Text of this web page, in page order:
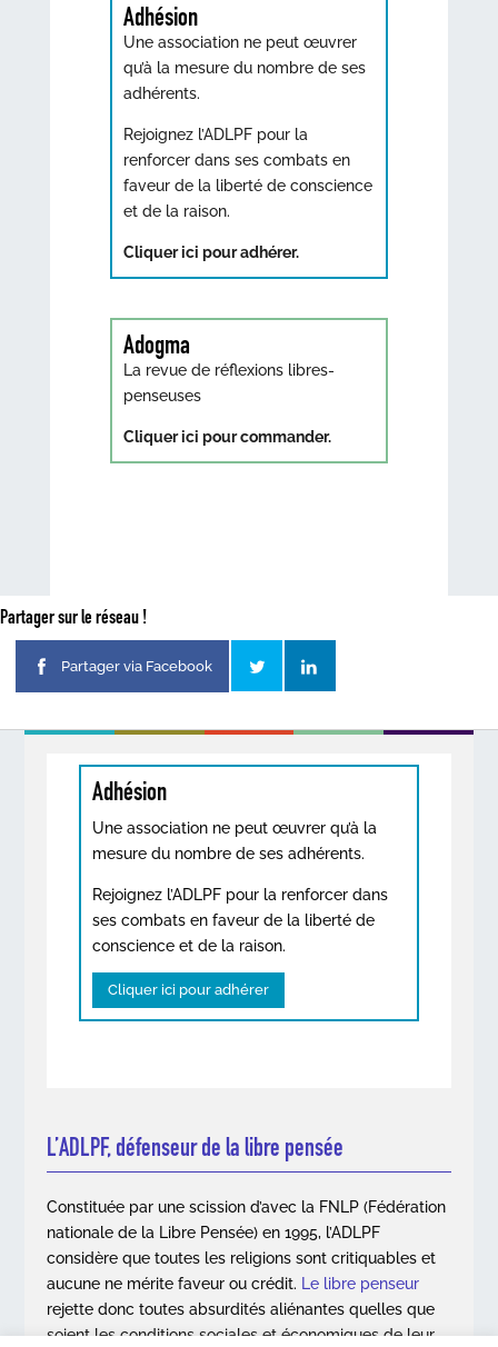
Adhésion
Une association ne peut œuvrer
qu’à la mesure du nombre de ses
adhérents.
Rejoignez l’ADLPF pour la
renforcer dans ses combats en
faveur de la liberté de conscience
et de la raison.
Cliquer ici pour adhérer.
Adogma
La revue de réflexions libres-
penseuses
Cliquer ici pour commander.
Partager sur le réseau !
Partager via Facebook
Adhésion
Une association ne peut œuvrer qu’à la
mesure du nombre de ses adhérents.
Rejoignez l’ADLPF pour la renforcer dans
ses combats en faveur de la liberté de
conscience et de la raison.
Cliquer ici pour adhérer
L’ADLPF, défenseur de la libre pensée
Constituée par une scission d’avec la FNLP (Fédération
nationale de la Libre Pensée) en 1995, l’ADLPF
considère que toutes les religions sont critiquables et
aucune ne mérite faveur ou crédit. Le libre penseur
rejette donc toutes absurdités aliénantes quelles que
soient les conditions sociales et économiques de leur